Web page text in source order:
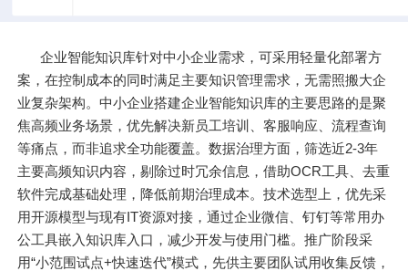
企业智能知识库针对中小企业需求，可采用轻量化部署方
案，在控制成本的同时满足主要知识管理需求，无需照搬大企
业复杂架构。中小企业搭建企业智能知识库的主要思路的是聚
焦高频业务场景，优先解决新员工培训、客服响应、流程查询
等痛点，而非追求全功能覆盖。数据治理方面，筛选近2-3年
主要高频知识内容，剔除过时冗余信息，借助OCR工具、去重
软件完成基础处理，降低前期治理成本。技术选型上，优先采
用开源模型与现有IT资源对接，通过企业微信、钉钉等常用办
公工具嵌入知识库入口，减少开发与使用门槛。推广阶段采
用“小范围试点+快速迭代”模式，先供主要团队试用收集反馈，